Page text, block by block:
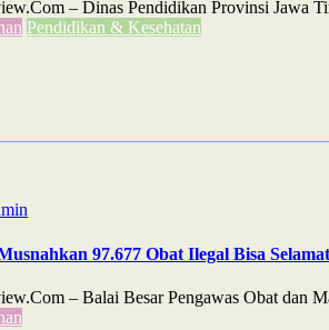
– Dinas Pendidikan Provinsi Jawa
Pendidikan & Kesehatan
97.677 Obat Ilegal Bisa
– Balai Besar Pengawas Obat dan